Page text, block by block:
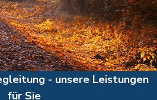
- unsere Leistungen
für Sie